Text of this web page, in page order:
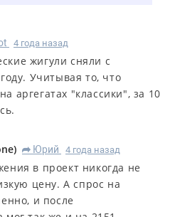
4 года назад
жигули сняли с
Учитывая то, что
аргегатах "классики", за 10
) R Юрий 4 года назад
в проект никогда не
цену. А спрос на
и после